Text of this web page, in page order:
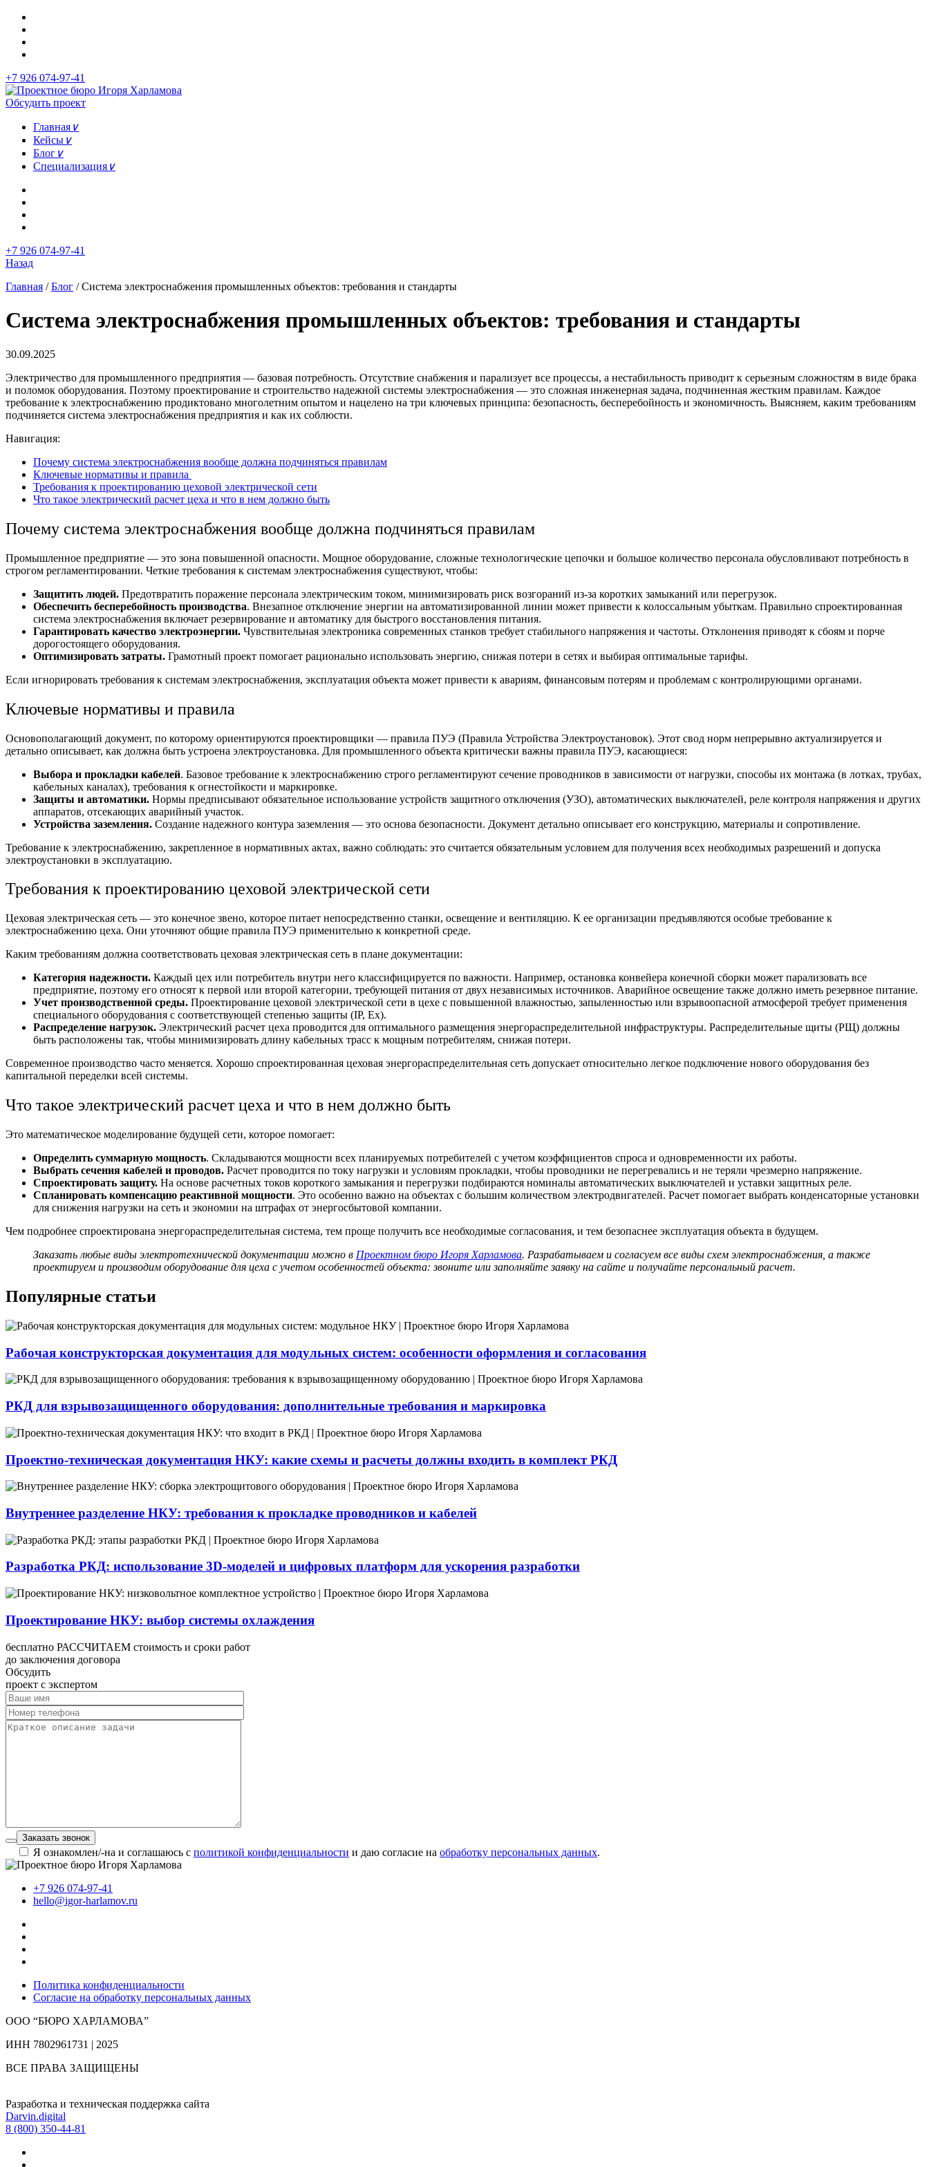
+7 926 074-97-41
Обсудить проект
Главная ∨
Кейсы ∨
Блог ∨
Специализация ∨
+7 926 074-97-41
Назад
Главная /Блог /Система электроснабжения промышленных объектов: требования и стандарты
Система электроснабжения промышленных объектов: требования и стандарты
30.09.2025
Электричество для промышленного предприятия — базовая потребность. Отсутствие снабжения и парализует все процессы, а нестабильность приводит к серьезным сложностям в виде брака
и поломок оборудования. Поэтому проектирование и строительство надежной системы электроснабжения — это сложная инженерная задача, подчиненная жестким правилам. Каждое
требование к электроснабжению продиктовано многолетним опытом и нацелено на три ключевых принципа: безопасность, бесперебойность и экономичность. Выясняем, каким требованиям
подчиняется система электроснабжения предприятия и как их соблюсти.
Навигация:
Почему система электроснабжения вообще должна подчиняться правилам
Ключевые нормативы и правила
Требования к проектированию цеховой электрической сети
Что такое электрический расчет цеха и что в нем должно быть
Почему система электроснабжения вообще должна подчиняться правилам
Промышленное предприятие — это зона повышенной опасности. Мощное оборудование, сложные технологические цепочки и большое количество персонала обусловливают потребность в
строгом регламентировании. Четкие требования к системам электроснабжения существуют, чтобы:
Защитить людей. Предотвратить поражение персонала электрическим током, минимизировать риск возгораний из-за коротких замыканий или перегрузок.
Обеспечить бесперебойность производства. Внезапное отключение энергии на автоматизированной линии может привести к колоссальным убыткам. Правильно спроектированная
система электроснабжения включает резервирование и автоматику для быстрого восстановления питания.
Гарантировать качество электроэнергии. Чувствительная электроника современных станков требует стабильного напряжения и частоты. Отклонения приводят к сбоям и порче
дорогостоящего оборудования.
Оптимизировать затраты. Грамотный проект помогает рационально использовать энергию, снижая потери в сетях и выбирая оптимальные тарифы.
Если игнорировать требования к системам электроснабжения, эксплуатация объекта может привести к авариям, финансовым потерям и проблемам с контролирующими органами.
Ключевые нормативы и правила
Основополагающий документ, по которому ориентируются проектировщики — правила ПУЭ (Правила Устройства Электроустановок). Этот свод норм непрерывно актуализируется и
детально описывает, как должна быть устроена электроустановка. Для промышленного объекта критически важны правила ПУЭ, касающиеся:
Выбора и прокладки кабелей. Базовое требование к электроснабжению строго регламентируют сечение проводников в зависимости от нагрузки, способы их монтажа (в лотках, трубах,
кабельных каналах), требования к огнестойкости и маркировке.
Защиты и автоматики. Нормы предписывают обязательное использование устройств защитного отключения (УЗО), автоматических выключателей, реле контроля напряжения и других
аппаратов, отсекающих аварийный участок.
Устройства заземления. Создание надежного контура заземления — это основа безопасности. Документ детально описывает его конструкцию, материалы и сопротивление.
Требование к электроснабжению, закрепленное в нормативных актах, важно соблюдать: это считается обязательным условием для получения всех необходимых разрешений и допуска
электроустановки в эксплуатацию.
Требования к проектированию цеховой электрической сети
Цеховая электрическая сеть — это конечное звено, которое питает непосредственно станки, освещение и вентиляцию. К ее организации предъявляются особые требование к
электроснабжению цеха. Они уточняют общие правила ПУЭ применительно к конкретной среде.
Каким требованиям должна соответствовать цеховая электрическая сеть в плане документации:
Категория надежности. Каждый цех или потребитель внутри него классифицируется по важности. Например, остановка конвейера конечной сборки может парализовать все
предприятие, поэтому его относят к первой или второй категории, требующей питания от двух независимых источников. Аварийное освещение также должно иметь резервное питание.
Учет производственной среды. Проектирование цеховой электрической сети в цехе с повышенной влажностью, запыленностью или взрывоопасной атмосферой требует применения
специального оборудования с соответствующей степенью защиты (IP, Ex).
Распределение нагрузок. Электрический расчет цеха проводится для оптимального размещения энергораспределительной инфраструктуры. Распределительные щиты (РЩ) должны
быть расположены так, чтобы минимизировать длину кабельных трасс к мощным потребителям, снижая потери.
Современное производство часто меняется. Хорошо спроектированная цеховая энергораспределительная сеть допускает относительно легкое подключение нового оборудования без
капитальной переделки всей системы.
Что такое электрический расчет цеха и что в нем должно быть
Это математическое моделирование будущей сети, которое помогает:
Определить суммарную мощность. Складываются мощности всех планируемых потребителей с учетом коэффициентов спроса и одновременности их работы.
Выбрать сечения кабелей и проводов. Расчет проводится по току нагрузки и условиям прокладки, чтобы проводники не перегревались и не теряли чрезмерно напряжение.
Спроектировать защиту. На основе расчетных токов короткого замыкания и перегрузки подбираются номиналы автоматических выключателей и уставки защитных реле.
Спланировать компенсацию реактивной мощности. Это особенно важно на объектах с большим количеством электродвигателей. Расчет помогает выбрать конденсаторные установки
для снижения нагрузки на сеть и экономии на штрафах от энергосбытовой компании.
Чем подробнее спроектирована энергораспределительная система, тем проще получить все необходимые согласования, и тем безопаснее эксплуатация объекта в будущем.
Заказать любые виды электротехнической документации можно в Проектном бюро Игоря Харламова. Разрабатываем и согласуем все виды схем электроснабжения, а также
проектируем и производим оборудование для цеха с учетом особенностей объекта: звоните или заполняйте заявку на сайте и получайте персональный расчет.
Популярные статьи
Рабочая конструкторская документация для модульных систем: особенности оформления и согласования
РКД для взрывозащищенного оборудования: дополнительные требования и маркировка
Проектно-техническая документация НКУ: какие схемы и расчеты должны входить в комплект РКД
Внутреннее разделение НКУ: требования к прокладке проводников и кабелей
Разработка РКД: использование 3D-моделей и цифровых платформ для ускорения разработки
Проектирование НКУ: выбор системы охлаждения
бесплатно РАССЧИТАЕМ стоимость и сроки работ
до заключения договора
Обсудить
проект с экспертом
Заказать звонок
Я ознакомлен/-на и соглашаюсь с политикой конфиденциальности и даю согласие на обработку персональных данных.
+7 926 074-97-41
hello@igor-harlamov.ru
Политика конфиденциальности
Согласие на обработку персональных данных
ООО “БЮРО ХАРЛАМОВА”
ИНН 7802961731 | 2025
ВСЕ ПРАВА ЗАЩИЩЕНЫ
Разработка и техническая поддержка сайта
Darvin.digital
8 (800) 350-44-81